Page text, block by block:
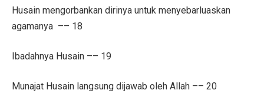
Husain mengorbankan dirinya untuk menyebarluaskan
agamanya –– 18
Ibadahnya Husain –– 19
Munajat Husain langsung dijawab oleh Allah –– 20